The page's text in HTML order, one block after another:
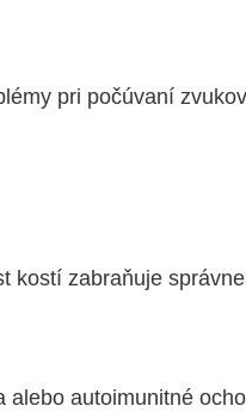
pri počúvaní
kostí zabraňuje
alebo autoimunitné